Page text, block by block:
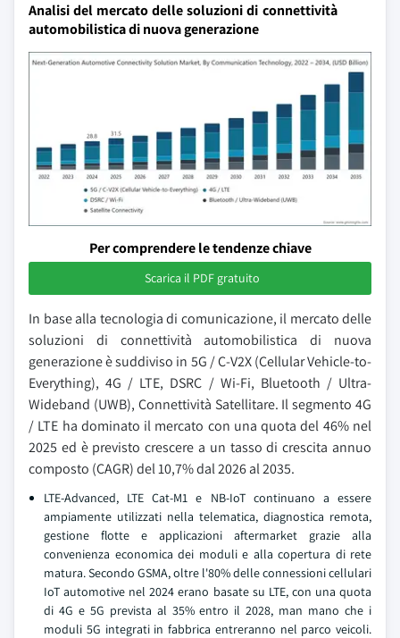
Analisi del mercato delle soluzioni di connettività
automobilistica di nuova generazione
Per comprendere le tendenze chiave
Scarica il PDF gratuito
In base alla tecnologia di comunicazione, il mercato delle
soluzioni di connettività automobilistica di nuova
generazione è suddiviso in 5G / C-V2X (Cellular Vehicle-to-
Everything), 4G / LTE, DSRC / Wi-Fi, Bluetooth / Ultra-
Wideband (UWB), Connettività Satellitare. Il segmento 4G
/ LTE ha dominato il mercato con una quota del 46% nel
2025 ed è previsto crescere a un tasso di crescita annuo
composto (CAGR) del 10,7% dal 2026 al 2035.
LTE-Advanced, LTE Cat-M1 e NB-IoT continuano a essere
ampiamente utilizzati nella telematica, diagnostica remota,
gestione flotte e applicazioni aftermarket grazie alla
convenienza economica dei moduli e alla copertura di rete
matura. Secondo GSMA, oltre l'80% delle connessioni cellulari
IoT automotive nel 2024 erano basate su LTE, con una quota
di 4G e 5G prevista al 35% entro il 2028, man mano che i
moduli 5G integrati in fabbrica entreranno nel parco veicoli.